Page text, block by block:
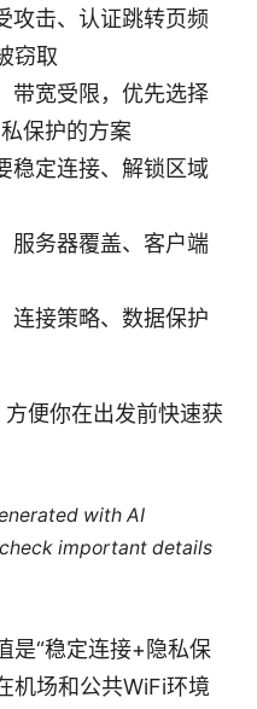
攻击、认证跳转页频
窃取
带宽受限，优先选择
保护的方案
稳定连接、解锁区域
服务器覆盖、客户端
连接策略、数据保护
便你在出发前快速获
with AI
important details
是“稳定连接+隐私保
机场和公共WiFi环境